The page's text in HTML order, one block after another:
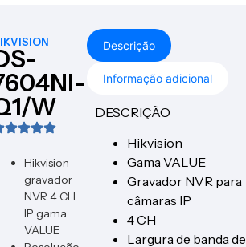
W
Hikvision
gravador
NVR 4 CH
IP gama
VALUE
Descrição
Informação adicional
DESCRIÇÃO
Hikvision
Gama VALUE
Gravador NVR para
câmaras IP
4 CH
Largura de banda de